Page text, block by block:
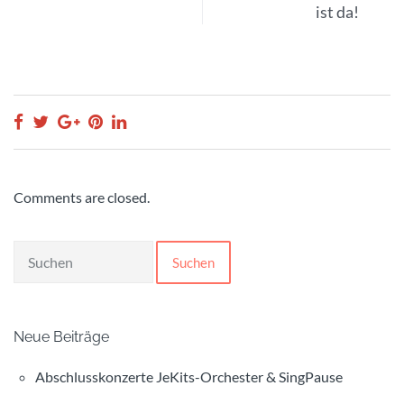
ist da!
Comments are closed.
Suchen
Neue Beiträge
Abschlusskonzerte JeKits-Orchester & SingPause